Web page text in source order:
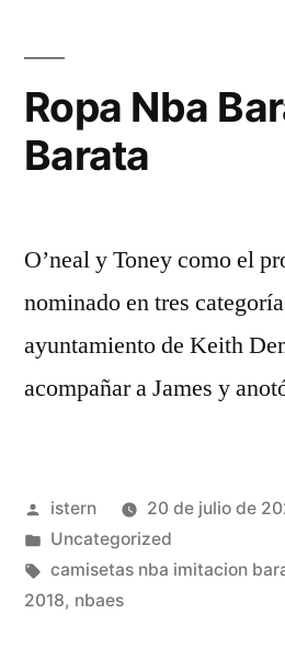
Ropa Nba
Barata
O’neal y Toney como el
nominado en tres
ayuntamiento de Keith
acompañar a James y
Publicado
por
istern
20 de julio de
Publicado
en
Uncategorized
Etiquetas:
camisetas nba imitacion
2018, nbaes